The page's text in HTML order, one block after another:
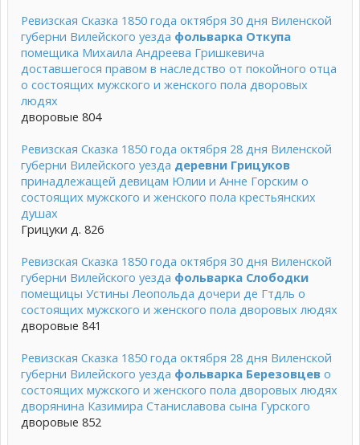
Ревизская Сказка 1850 года октября 30 дня Виленской
губерни Вилейского уезда фольварка Откупа
помещика Михаила Андреева Гришкевича
доставшегося правом в наследство от покойного отца
о состоящих мужского и женского пола дворовых
людях
дворовые 804
Ревизская Сказка 1850 года октября 28 дня Виленской
губерни Вилейского уезда деревни Грицуков
принадлежащей девицам Юлии и Анне Горским о
состоящих мужского и женского пола крестьянских
душах
Грицуки д. 826
Ревизская Сказка 1850 года октября 30 дня Виленской
губерни Вилейского уезда фольварка Слободки
помещицы Устины Леопольда дочери де Гтдль о
состоящих мужского и женского пола дворовых людях
дворовые 841
Ревизская Сказка 1850 года октября 28 дня Виленской
губерни Вилейского уезда фольварка Березовцев о
состоящих мужского и женского пола дворовых людях
дворянина Казимира Станиславова сына Гурского
дворовые 852